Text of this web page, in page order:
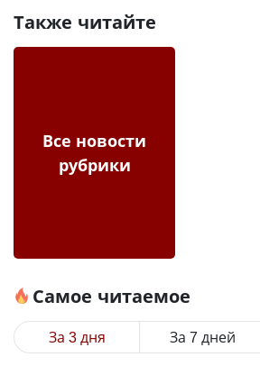
Также читайте
Все новости
рубрики
Самое читаемое
За 3 дня За 7 дней